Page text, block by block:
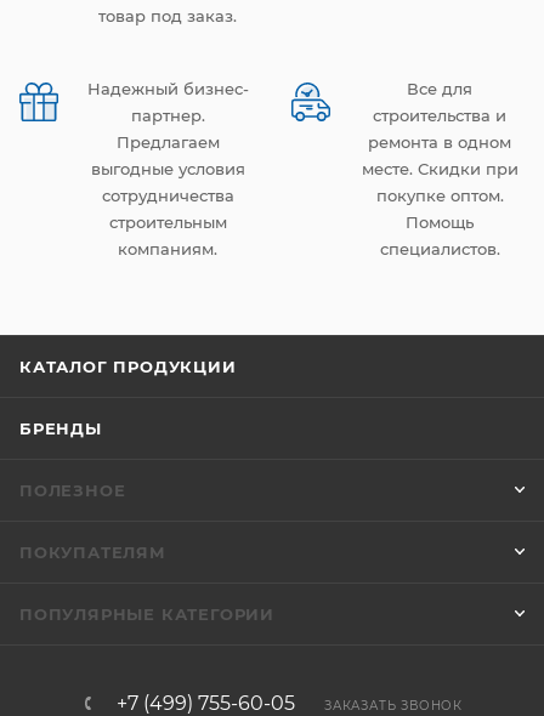
товар под заказ.
Надежный бизнес-
партнер.
Предлагаем
выгодные условия
сотрудничества
строительным
компаниям.
Все для
строительства и
ремонта в одном
месте. Скидки при
покупке оптом.
Помощь
специалистов.
КАТАЛОГ ПРОДУКЦИИ
БРЕНДЫ
ПОЛЕЗНОЕ
ПОКУПАТЕЛЯМ
ПОПУЛЯРНЫЕ КАТЕГОРИИ
+7 (499) 755-60-05 ЗАКАЗАТЬ ЗВОНОК